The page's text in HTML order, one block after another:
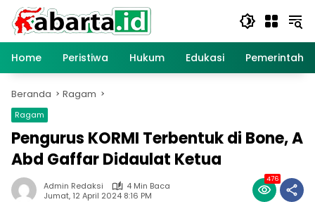
Langsung
konten
Home
Peristiwa Hukum Edukasi
Beranda Ragam
Ragam
Pengurus KORMI Terbentuk di Bone, A
Abd Gaffar Didaulat Ketua
Admin Redaksi
4 Min Baca
Jumat, 12 April 2024 8:16 PM
476